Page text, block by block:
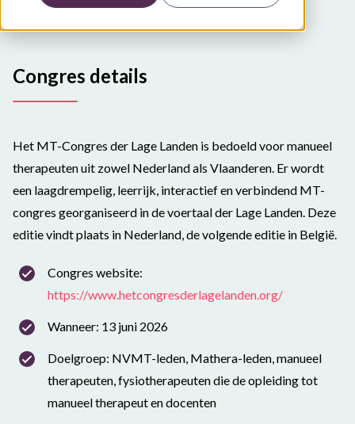
Plan uw congres
Congres details
Het MT-Congres der Lage Landen is bedoeld voor manueel
therapeuten uit zowel Nederland als Vlaanderen. Er wordt
een laagdrempelig, leerrijk, interactief en verbindend MT-
congres georganiseerd in de voertaal der Lage Landen. Deze
editie vindt plaats in Nederland, de volgende editie in België.
Congres website:
https://www.hetcongresderlagelanden.org/
Wanneer: 13 juni 2026
Doelgroep: NVMT-leden, Mathera-leden, manueel
therapeuten, fysiotherapeuten die de opleiding tot
manueel therapeut en docenten